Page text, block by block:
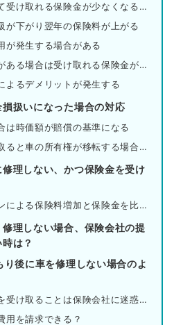
取れる保険金が少なくなる場合がある
が下がり翌年の保険料が上がる
が発生する場合がある
場合は受け取れる保険金が少なくなる
よるデメリットが発生する
扱いになった場合の対応
は時価額が賠償の基準になる
と車の所有権が移転する場合がある
理しない、かつ保険金を受け
よる保険料増加と保険金を比較する
修理しない場合、保険会社の提
は？
り後に車を修理しない場合のよ
取ることは保険会社に迷惑をかける？
用を請求できる？